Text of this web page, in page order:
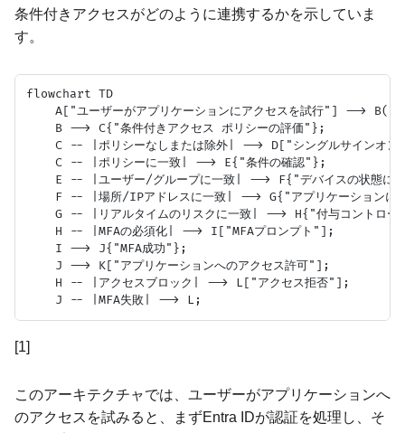
条件付きアクセスがどのように連携するかを示していま
す。
flowchart TD
A["ユーザーがアプリケーションにアクセスを試行"] -->
    B --> C{"条件付きアクセス ポリシーの評価"};
C -- |ポリシーなしまたは除外| --> D["シングルサインオ
    C -- |ポリシーに一致| --> E{"条件の確認"};
E -- |ユーザー/グループに一致| --> F{"デバイスの状態に
F -- |場所/IPアドレスに一致| --> G{"アプリケーションに
G -- |リアルタイムのリスクに一致| --> H{"付与コントロー
    H -- |MFAの必須化| --> I["MFAプロンプト"];
    I --> J{"MFA成功"};
    J --> K["アプリケーションへのアクセス許可"];
    H -- |アクセスブロック| --> L["アクセス拒否"];
[1]
このアーキテクチャでは、ユーザーがアプリケーションへ
のアクセスを試みると、まずEntra IDが認証を処理し、そ